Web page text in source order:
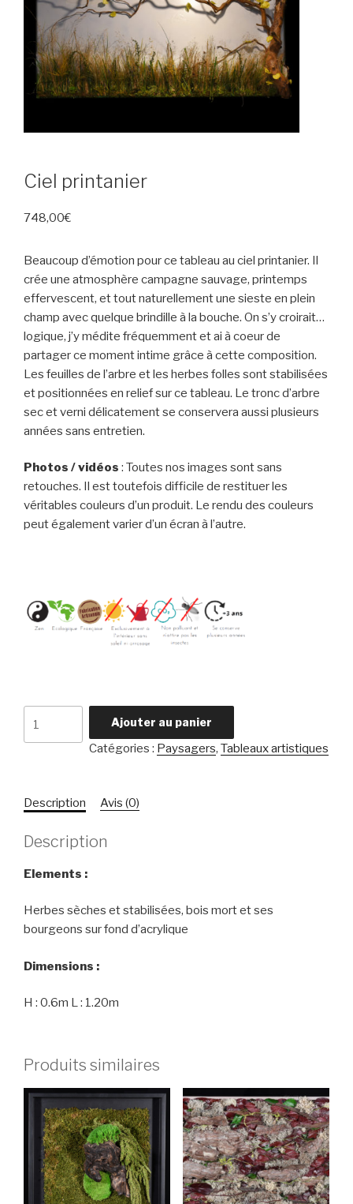
Ciel printanier
748,00€
Beaucoup d’émotion pour ce tableau au ciel printanier. Il
crée une atmosphère campagne sauvage, printemps
effervescent, et tout naturellement une sieste en plein
champ avec quelque brindille à la bouche. On s’y croirait…
logique, j’y médite fréquemment et ai à coeur de
partager ce moment intime grâce à cette composition.
Les feuilles de l’arbre et les herbes folles sont stabilisées
et positionnées en relief sur ce tableau. Le tronc d’arbre
sec et verni délicatement se conservera aussi plusieurs
années sans entretien.
Photos / vidéos : Toutes nos images sont sans
retouches. Il est toutefois difficile de restituer les
véritables couleurs d’un produit. Le rendu des couleurs
peut également varier d’un écran à l’autre.
de
Ajouter au panier
Catégories : Paysagers, Tableaux artistiques
Description Avis (0)
Description
Elements :
Herbes sèches et stabilisées, bois mort et ses
bourgeons sur fond d’acrylique
Dimensions :
H : 0.6m L : 1.20m
Produits similaires